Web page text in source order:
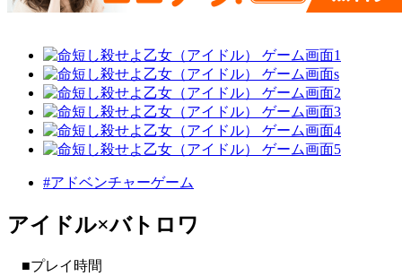
#アドベンチャーゲーム
アイドル×バトロワ
■プレイ時間